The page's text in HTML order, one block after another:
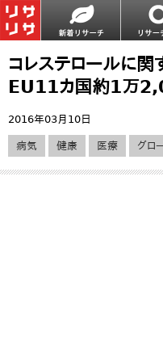
コレステロールに関
EU11カ国約1万
2016年03月10日
病気 健康 医療 グロ